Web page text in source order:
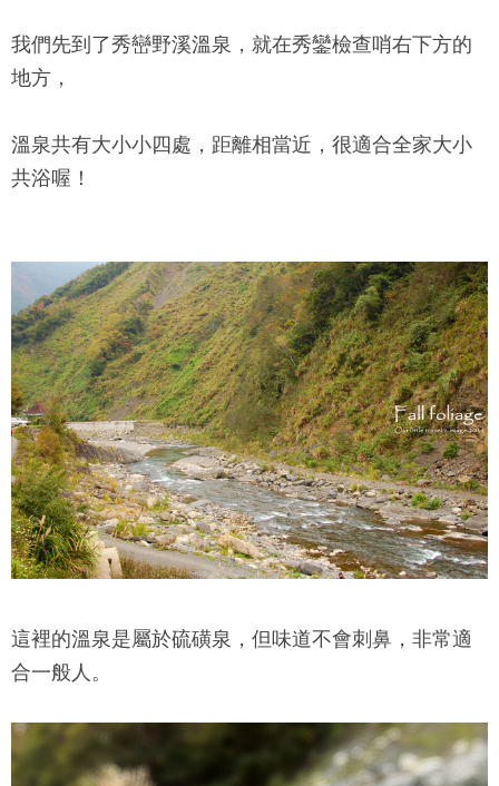
我們先到了秀巒野溪溫泉，就在秀鑾檢查哨右下方的
地方，
溫泉共有大小小四處，距離相當近，很適合全家大小
共浴喔！
這裡的溫泉是屬於硫磺泉，但味道不會刺鼻，非常適
合一般人。